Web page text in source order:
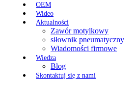
OEM
Wideo
Aktualności
Zawór motylkowy
siłownik pneumatyczny
Wiadomości firmowe
Wiedza
Blog
Skontaktuj się z nami